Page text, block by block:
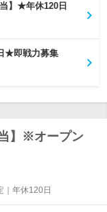
】★年休120日
★即戦力募集
】※オープン
｜年休120日